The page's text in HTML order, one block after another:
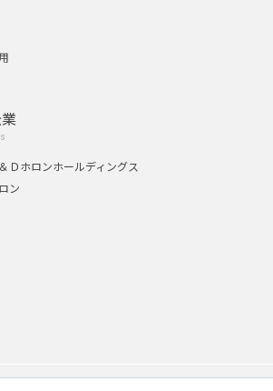
Ｄホロンホールディングス
ン